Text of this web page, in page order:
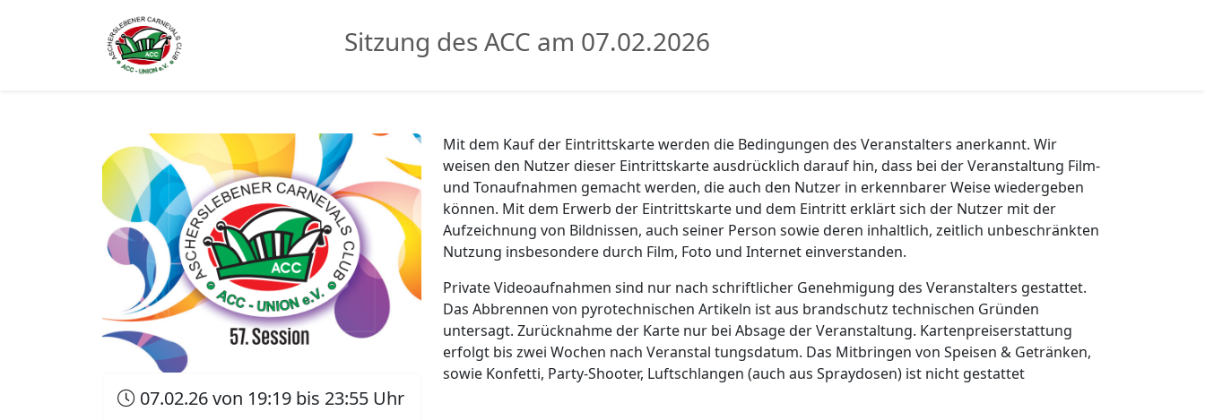
Sitzung des ACC am 07.02.2026
07.02.26 von 19:19 bis 23:55 Uhr
Mit dem Kauf der Eintrittskarte werden die Bedingungen des Veranstalters anerkannt. Wir
weisen den Nutzer dieser Eintrittskarte ausdrücklich darauf hin, dass bei der Veranstaltung Film-
und Tonaufnahmen gemacht werden, die auch den Nutzer in erkennbarer Weise wiedergeben
können. Mit dem Erwerb der Eintrittskarte und dem Eintritt erklärt sich der Nutzer mit der
Aufzeichnung von Bildnissen, auch seiner Person sowie deren inhaltlich, zeitlich unbeschränkten
Nutzung insbesondere durch Film, Foto und Internet einverstanden.
Private Videoaufnahmen sind nur nach schriftlicher Genehmigung des Veranstalters gestattet.
Das Abbrennen von pyrotechnischen Artikeln ist aus brandschutz technischen Gründen
untersagt. Zurücknahme der Karte nur bei Absage der Veranstaltung. Kartenpreiserstattung
erfolgt bis zwei Wochen nach Veranstal tungsdatum. Das Mitbringen von Speisen & Getränken,
sowie Konfetti, Party-Shooter, Luftschlangen (auch aus Spraydosen) ist nicht gestattet